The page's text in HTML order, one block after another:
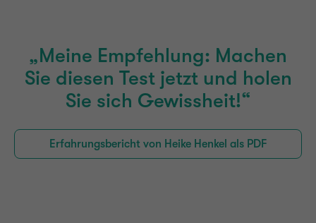
„Meine Empfehlung: Machen
Sie diesen Test jetzt und holen
Sie sich Gewissheit!“
Erfahrungsbericht von Heike Henkel als PDF